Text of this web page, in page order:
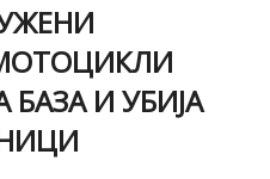
И УБИЈА